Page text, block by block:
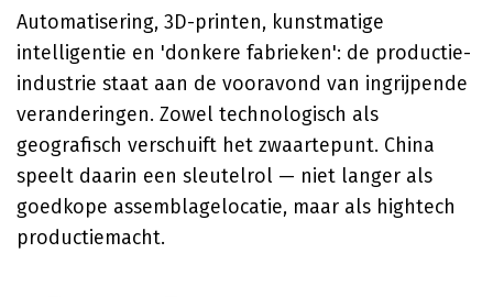
Automatisering, 3D-printen, kunstmatige
intelligentie en 'donkere fabrieken': de productie-
industrie staat aan de vooravond van ingrijpende
veranderingen. Zowel technologisch als
geografisch verschuift het zwaartepunt. China
speelt daarin een sleutelrol — niet langer als
goedkope assemblagelocatie, maar als hightech
productiemacht.